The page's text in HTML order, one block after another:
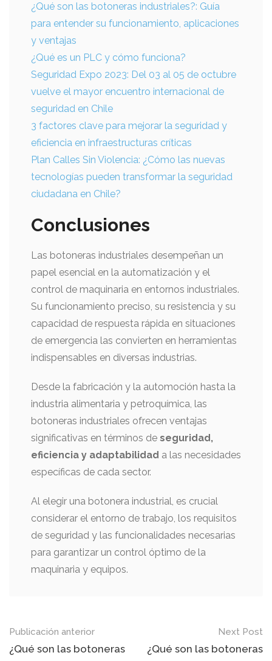
¿Qué son las botoneras industriales?: Guía
para entender su funcionamiento, aplicaciones
y ventajas
¿Qué es un PLC y cómo funciona?
Seguridad Expo 2023: Del 03 al 05 de octubre
vuelve el mayor encuentro internacional de
seguridad en Chile
3 factores clave para mejorar la seguridad y
eficiencia en infraestructuras críticas
Plan Calles Sin Violencia: ¿Cómo las nuevas
tecnologías pueden transformar la seguridad
ciudadana en Chile?
Conclusiones
Las botoneras industriales desempeñan un
papel esencial en la automatización y el
control de maquinaria en entornos industriales.
Su funcionamiento preciso, su resistencia y su
capacidad de respuesta rápida en situaciones
de emergencia las convierten en herramientas
indispensables en diversas industrias.
Desde la fabricación y la automoción hasta la
industria alimentaria y petroquímica, las
botoneras industriales ofrecen ventajas
significativas en términos de seguridad,
eficiencia y adaptabilidad a las necesidades
específicas de cada sector.
Al elegir una botonera industrial, es crucial
considerar el entorno de trabajo, los requisitos
de seguridad y las funcionalidades necesarias
para garantizar un control óptimo de la
maquinaria y equipos.
Mensaje
de
Publicación anterior
¿Qué son las botoneras
Next Post
¿Qué son las botoneras